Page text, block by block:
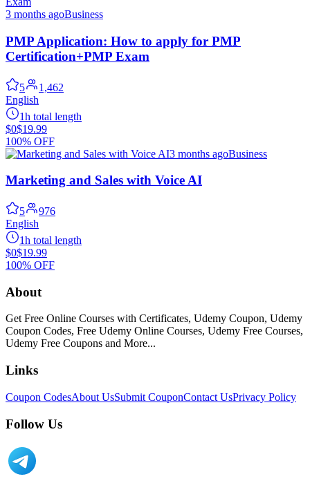
3 months agoBusiness
PMP Application: How to apply for PMP
Certification+PMP Exam
5
1,462
English
1h total length
$0$19.99
100% OFF
3 months agoBusiness
Marketing and Sales with Voice AI
5
976
English
1h total length
$0$19.99
100% OFF
About
Get Free Online Courses with Certificates, Udemy Coupon, Udemy
Coupon Codes, Free Udemy Online Courses, Udemy Free Courses,
Udemy Free Coupons and More...
Links
Coupon CodesAbout UsSubmit CouponContact UsPrivacy Policy
Follow Us